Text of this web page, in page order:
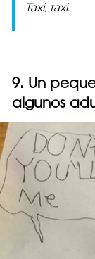
Taxi, taxi.
9. Un
algunos